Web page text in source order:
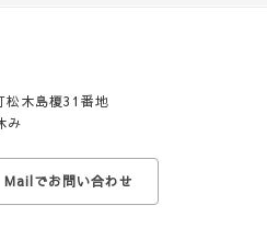
木島榎31番地
み
Mailでお問い合わせ